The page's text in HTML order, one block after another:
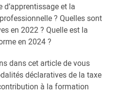
d’apprentissage et la
? Quelles sont
en 2022 ? Quelle est la
en 2024 ?
dans cet article de vous
déclaratives de la taxe
à la formation